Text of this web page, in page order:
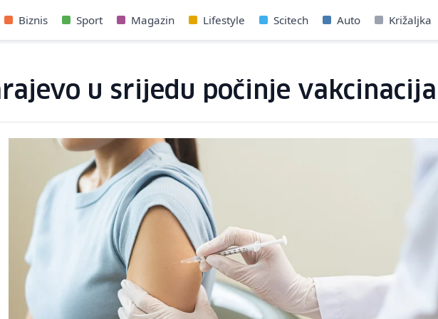
Biznis Sport Magazin Lifestyle Scitech Auto Križaljka
u srijedu počinje